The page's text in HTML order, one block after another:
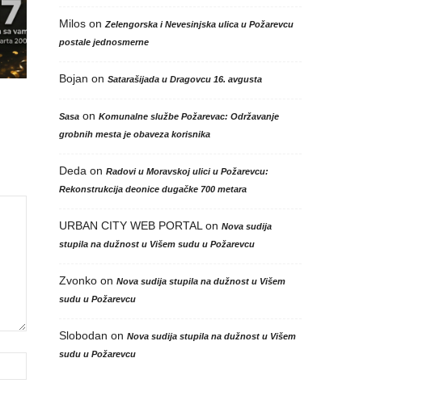
Miloson Zelengorska i Nevesinjska ulica u Požarevcu
postale jednosmerne
Bojan on Satarašijada u Dragovcu 16. avgusta
Sasaon Komunalne službe Požarevac: Održavanje
grobnih mesta je obaveza korisnika
Deda on Radovi u Moravskoj ulici u Požarevcu:
Rekonstrukcija deonice dugačke 700 metara
URBAN CITY WEB PORTAL on Nova sudija
stupila na dužnost u Višem sudu u Požarevcu
Zvonkoon Nova sudija stupila na dužnost u Višem
sudu u Požarevcu
Slobodan on Nova sudija stupila na dužnost u Višem
sudu u Požarevcu